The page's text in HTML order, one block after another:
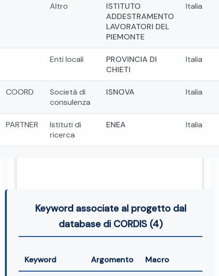
Altro
ISTITUTO
ADDESTRAMENTO
LAVORATORI DEL
PIEMONTE
Italia
Enti locali
PROVINCIA DI
CHIETI
Italia
COORD
Società di
consulenza
ISNOVA Italia
PARTNER
Istituti di
ricerca
ENEA Italia
Keyword associate al progetto dal
database di CORDIS (4)
Keyword Argomento Macro